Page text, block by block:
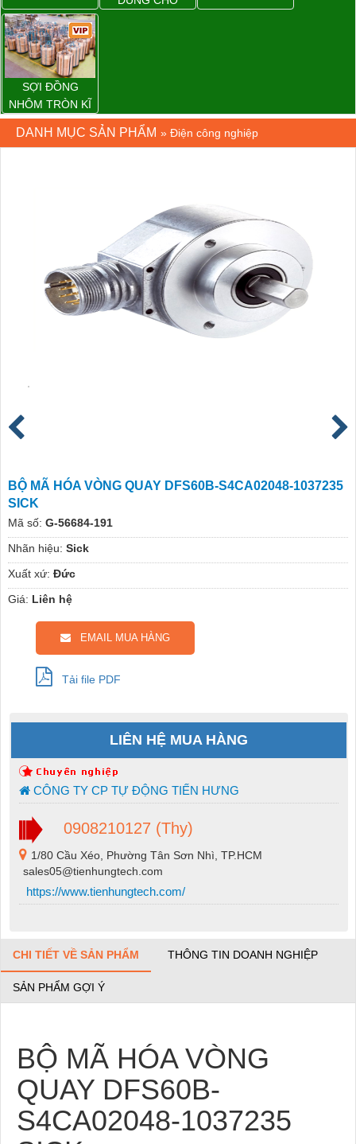
SỢI ĐỒNG
NHÔM TRÒN KĨ
THUẬT ĐIỆN
DANH MỤC SẢN PHẨM » Điện công nghiệp
BỘ MÃ HÓA VÒNG QUAY DFS60B-S4CA02048-1037235
SICK
Mã số: G-56684-191
Nhãn hiệu: Sick
Xuất xứ: Đức
Giá: Liên hệ
EMAIL MUA HÀNG
Tải file PDF
LIÊN HỆ MUA HÀNG
CÔNG TY CP TỰ ĐỘNG TIẾN HƯNG
0908210127 (Thy)
1/80 Cầu Xéo, Phường Tân Sơn Nhì, TP.HCM
sales05@tienhungtech.com
https://www.tienhungtech.com/
CHI TIẾT VỀ SẢN PHẨM THÔNG TIN DOANH NGHIỆP
SẢN PHẨM GỢI Ý
BỘ MÃ HÓA VÒNG
QUAY DFS60B-
S4CA02048-1037235